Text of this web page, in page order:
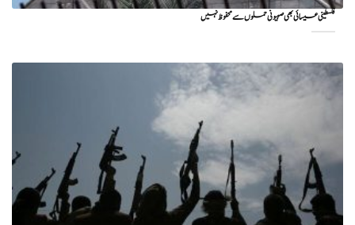
فلسطینی عیسائی بھی صہیونی حملوں سے محفوظ نہیں